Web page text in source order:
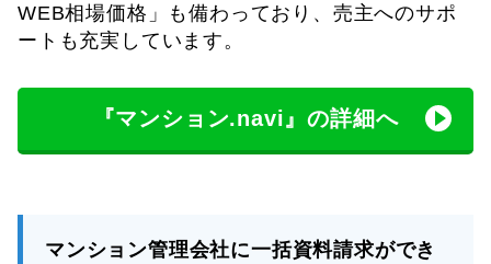
WEB相場価格」も備わっており、売主へのサポ
ートも充実しています。
『マンション.navi』の詳細へ
マンション管理会社に一括資料請求ができ